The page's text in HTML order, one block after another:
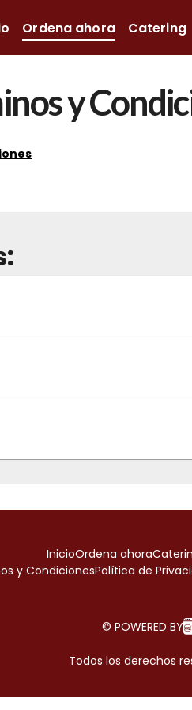
Ordena ahora Catering
y
InicioOrdena ahora
y CondicionesPolítica de
© POWERED BY
Todos los derechos